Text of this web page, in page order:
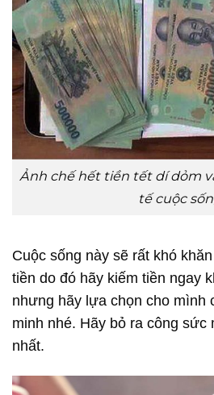
Ảnh chế hết tiền tết dí dỏm
tế cuộc
Cuộc sống này sẽ rất khó
tiền do đó hãy kiếm tiền ngay
nhưng hãy lựa chọn cho mình
minh nhé. Hãy bỏ ra công sức
nhất.